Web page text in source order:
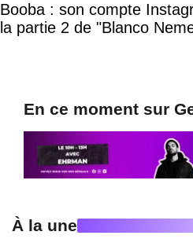
Booba : son compte
la partie 2 de "Blanco
En ce moment sur
À la une